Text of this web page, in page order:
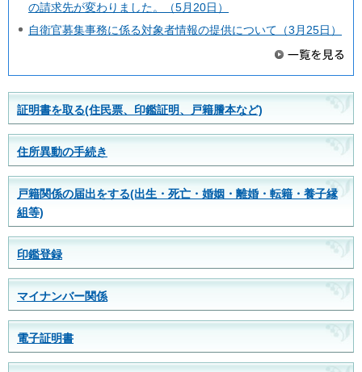
の請求先が変わりました。（5月20日）
自衛官募集事務に係る対象者情報の提供について（3月25日）
証明書を取る(住民票、印鑑証明、戸籍謄本など)
住所異動の手続き
戸籍関係の届出をする(出生・死亡・婚姻・離婚・転籍・養子縁
組等)
印鑑登録
マイナンバー関係
電子証明書